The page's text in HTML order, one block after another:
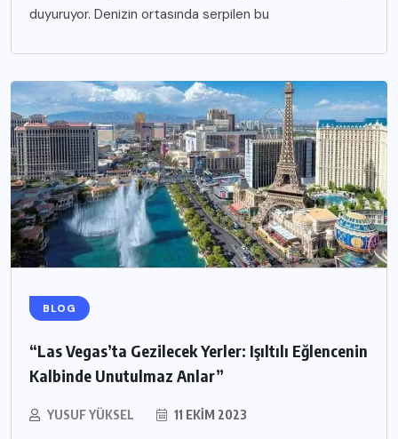
duyuruyor. Denizin ortasında serpilen bu
BLOG
“Las Vegas’ta Gezilecek Yerler: Işıltılı Eğlencenin
Kalbinde Unutulmaz Anlar”
YUSUF YÜKSEL 11 EKIM 2023